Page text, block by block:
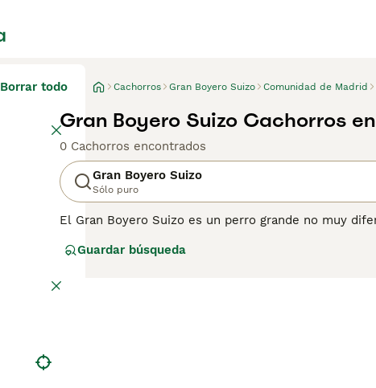
Borrar todo Cachorros Gran Boyero Suizo Comunidad de Madrid
Gran Boyero Suizo Cachorros
0 Cachorros encontrados
Gran Boyero Suizo
Sólo puro
El Gran Boyero Suizo es un perro grande no muy
Suizo es un perro muy apreciado en su Suiza natal
corazones y hogares de muchas personas aquí y en
página de consejos de compra de Gran
Guardar búsqueda